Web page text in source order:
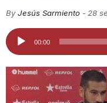
i
t
By Jesús Sarmiento - 28
Reproductor
d'àudio
00:00